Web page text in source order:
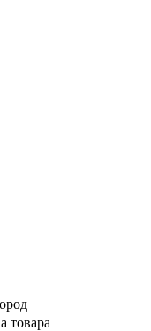
товара